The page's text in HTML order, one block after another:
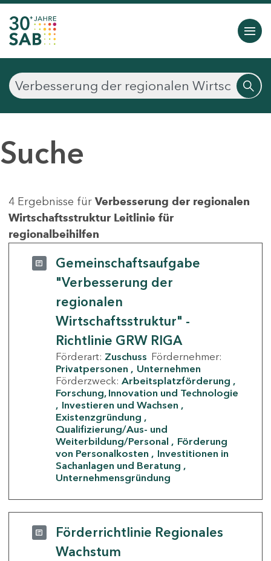
Suche
4 Ergebnisse für Verbesserung der regionalen
Wirtschaftsstruktur Leitlinie für
regionalbeihilfen
Gemeinschaftsaufgabe
"Verbesserung der
regionalen
Wirtschaftsstruktur" -
Richtlinie GRW RIGA
Förderart: Zuschuss Fördernehmer:
Privatpersonen
Unternehmen
Förderzweck: Arbeitsplatzförderung
Forschung, Innovation und Technologie
Investieren und Wachsen
Existenzgründung
Qualifizierung/Aus- und
Weiterbildung/Personal
Förderung
von Personalkosten
Investitionen in
Sachanlagen und Beratung
Unternehmensgründung
Förderrichtlinie Regionales
Wachstum